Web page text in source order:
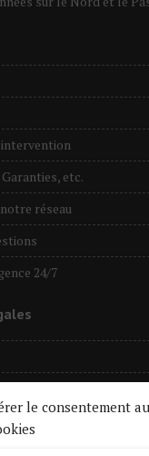
le consentement
etc.
réseau
24/7